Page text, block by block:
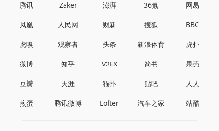
腾讯 Zaker 澎湃 36氪 网易
凤凰 人民网 财新 搜狐 BBC
虎嗅 观察者 头条 新浪体育 虎扑
微博 知乎 V2EX 简书 果壳
豆瓣 天涯 猫扑 贴吧 人人
煎蛋 腾讯微博 Lofter 汽车之家 站酷